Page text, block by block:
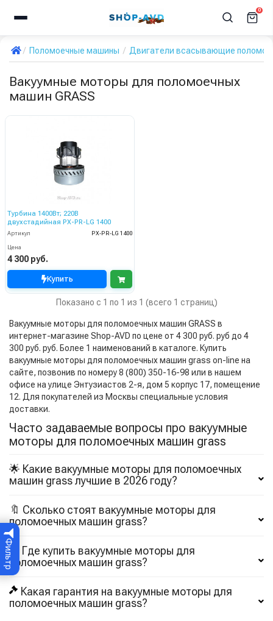
0
Поломоечные машины Двигатели всасывающие
Фильтр
Вакуумные моторы для поломоечных
машин GRASS
Турбина 1400Вт; 220В
двухстадийная PX-PR-LG 1400
Артикул PX-PR-LG 1400
Цена
4 300 руб.
Купить
Показано с 1 по 1 из 1 (всего 1 страниц)
Вакуумные моторы для поломоечных машин GRASS в
интернет-магазине Shop-AVD по цене от 4 300 руб. руб до 4
300 руб. руб. Более 1 наименований в каталоге. Купить
вакуумные моторы для поломоечных машин grass on-line на
сайте, позвонив по номеру 8 (800) 350-16-98 или в нашем
офисе на улице Энтузиастов 2-я, дом 5 корпус 17, помещение
12. Для покупателей из Москвы специальные условия
доставки.
Часто задаваемые вопросы про вакуумные
моторы для поломоечных машин grass
🌟 Какие вакуумные моторы для поломоечных
машин grass лучшие в 2026 году?
🔖 Сколько стоят вакуумные моторы для
поломоечных машин grass?
Где купить вакуумные моторы для
поломоечных машин grass?
Какая гарантия на вакуумные моторы для
поломоечных машин grass?